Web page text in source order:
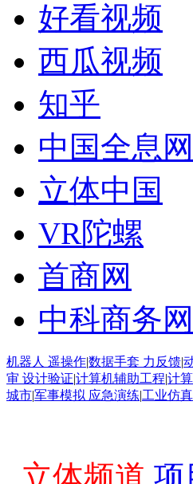
好看视频
西瓜视频
知乎
中国全息网
立体中国
VR陀螺
首商网
中科商务网
机器人 遥操作|数据手套 力反馈|
审 设计验证|计算机辅助工程|计
城市|军事模拟 应急演练|工业仿
立体频道 项